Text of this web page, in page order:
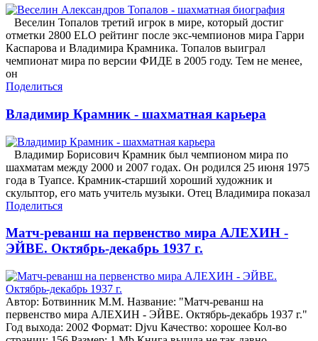
Веселин Топалов третий игрок в мире, который достиг
отметки 2800 ELO рейтинг после экс-чемпионов мира Гарри
Каспарова и Владимира Крамника. Топалов выиграл
чемпионат мира по версии ФИДЕ в 2005 году. Тем не менее,
он
Поделиться
Владимир Крамник - шахматная карьера
Владимир Борисович Крамник был чемпионом мира по
шахматам между 2000 и 2007 годах. Он родился 25 июня 1975
года в Туапсе. Крамник-старший хороший художник и
скульптор, его мать учитель музыки. Отец Владимира показал
Поделиться
Матч-реванш на первенство мира АЛЕХИН -
ЭЙВЕ. Октябрь-декабрь 1937 г.
Автор: Ботвинник М.М. Название: "Матч-реванш на
первенство мира АЛЕХИН - ЭЙВЕ. Октябрь-декабрь 1937 г."
Год выхода: 2002 Формат: Djvu Качество: хорошее Кол-во